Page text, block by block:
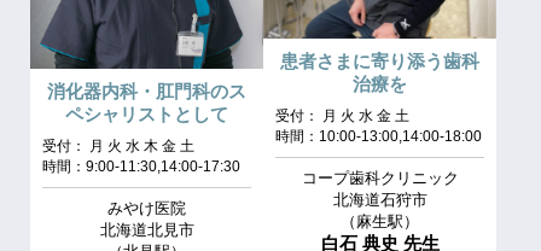
消化器内科・肛門科のス
ペシャリストとして
受付： 月 火 水 木 金 土
時間：9:00-11:30,14:00-17:30
みやけ医院
北海道北見市
患者さまに寄り添う歯科
治療を
受付： 月 火 水 金 土
時間：10:00-13:00,14:00-18:00
コープ歯科クリニック
北海道石狩市
（麻生駅）
白石 典史 先生